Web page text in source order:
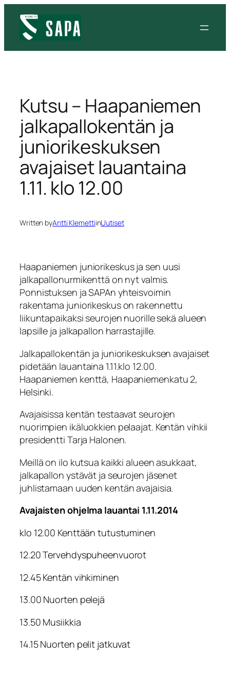
sisältöön
Kutsu – Haapaniemen
jalkapallokentän ja
juniorikeskuksen
avajaiset lauantaina
1.11. klo 12.00
Written byAntti KlemettiinUutiset
Haapaniemen juniorikeskus ja sen uusi
jalkapallonurmikenttä on nyt valmis.
Ponnistuksen ja SAPAn yhteisvoimin
rakentama juniorikeskus on rakennettu
liikuntapaikaksi seurojen nuorille sekä alueen
lapsille ja jalkapallon harrastajille.
Jalkapallokentän ja juniorikeskuksen avajaiset
pidetään lauantaina 1.11.klo 12.00.
Haapaniemen kenttä, Haapaniemenkatu 2,
Helsinki.
Avajaisissa kentän testaavat seurojen
nuorimpien ikäluokkien pelaajat. Kentän vihkii
presidentti Tarja Halonen.
Meillä on ilo kutsua kaikki alueen asukkaat,
jalkapallon ystävät ja seurojen jäsenet
juhlistamaan uuden kentän avajaisia.
Avajaisten ohjelma lauantai 1.11.2014
klo 12.00 Kenttään tutustuminen
12.20 Tervehdyspuheenvuorot
12.45 Kentän vihkiminen
13.00 Nuorten pelejä
13.50 Musiikkia
14.15 Nuorten pelit jatkuvat